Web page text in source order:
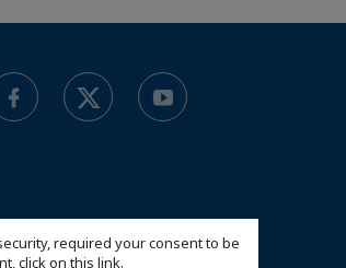
required your consent to be
click on this link.